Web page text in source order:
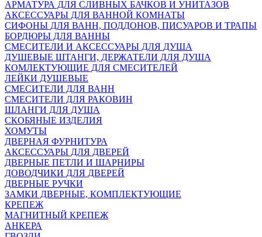
АРМАТУРА ДЛЯ СЛИВНЫХ БАЧКОВ И УНИТАЗОВ
АКСЕССУАРЫ ДЛЯ ВАННОЙ КОМНАТЫ
СИФОНЫ ДЛЯ ВАНН, ПОДДОНОВ, ПИСУАРОВ И ТРАПЫ
БОРДЮРЫ ДЛЯ ВАННЫ
СМЕСИТЕЛИ И АКСЕССУАРЫ ДЛЯ ДУША
ДУШЕВЫЕ ШТАНГИ, ДЕРЖАТЕЛИ ДЛЯ ДУША
КОМЛЕКТУЮЩИЕ ДЛЯ СМЕСИТЕЛЕЙ
ЛЕЙКИ ДУШЕВЫЕ
СМЕСИТЕЛИ ДЛЯ ВАНН
СМЕСИТЕЛИ ДЛЯ РАКОВИН
ШЛАНГИ ДЛЯ ДУША
СКОБЯНЫЕ ИЗДЕЛИЯ
ХОМУТЫ
ДВЕРНАЯ ФУРНИТУРА
АКСЕССУАРЫ ДЛЯ ДВЕРЕЙ
ДВЕРНЫЕ ПЕТЛИ И ШАРНИРЫ
ДОВОДЧИКИ ДЛЯ ДВЕРЕЙ
ДВЕРНЫЕ РУЧКИ
ЗАМКИ ДВЕРНЫЕ, КОМПЛЕКТУЮЩИЕ
КРЕПЕЖ
МАГНИТНЫЙ КРЕПЕЖ
АНКЕРА